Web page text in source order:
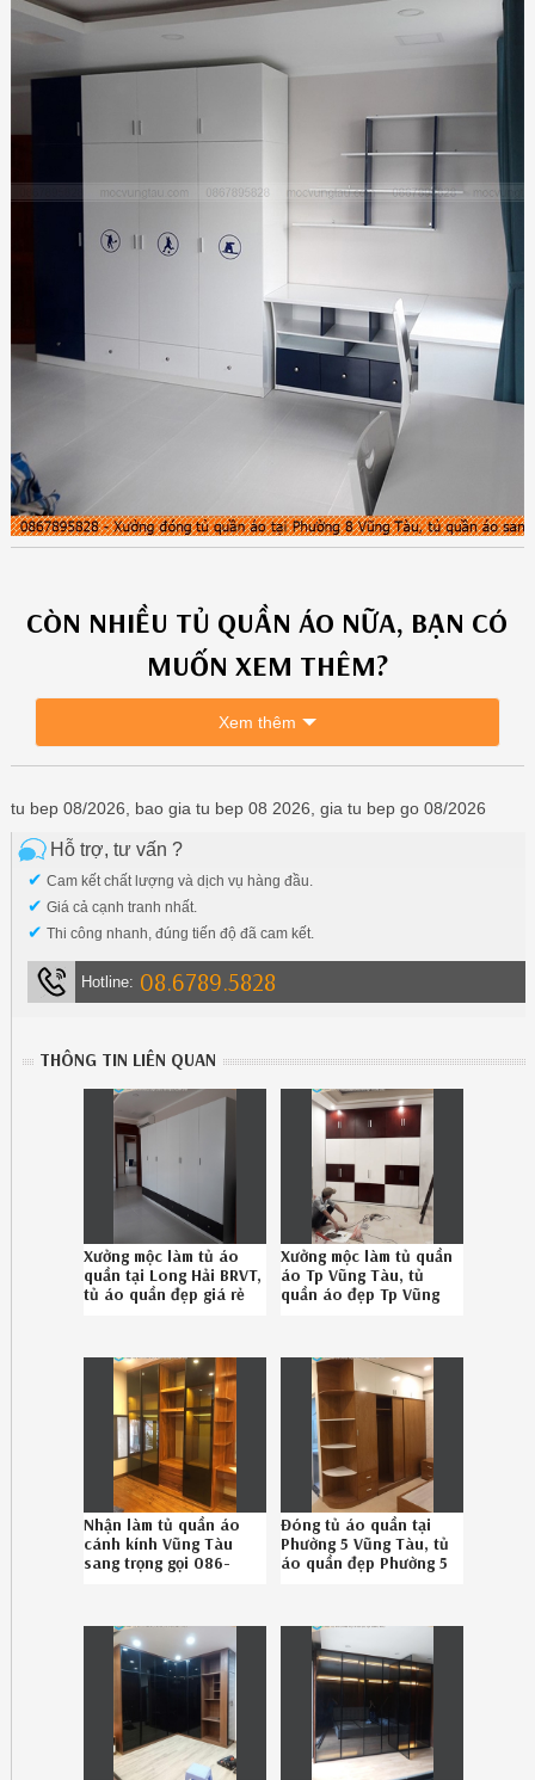
CÒN NHIỀU TỦ QUẦN ÁO NỮA, BẠN CÓ
MUỐN XEM THÊM?
Xem thêm
tu bep 08/2026, bao gia tu bep 08 2026, gia tu bep go 08/2026
Hỗ trợ, tư vấn ?
✔ Cam kết chất lượng và dịch vụ hàng đầu.
✔ Giá cả cạnh tranh nhất.
✔ Thi công nhanh, đúng tiến độ đã cam kết.
Hotline: 08.6789.5828
THÔNG TIN LIÊN QUAN
Xưởng mộc làm tủ áo
quần tại Long Hải BRVT,
tủ áo quần đẹp giá rẻ
Xưởng mộc làm tủ quần
áo Tp Vũng Tàu, tủ
quần áo đẹp Tp Vũng
Nhận làm tủ quần áo
cánh kính Vũng Tàu
sang trọng gọi 086-
Đóng tủ áo quần tại
Phường 5 Vũng Tàu, tủ
áo quần đẹp Phường 5